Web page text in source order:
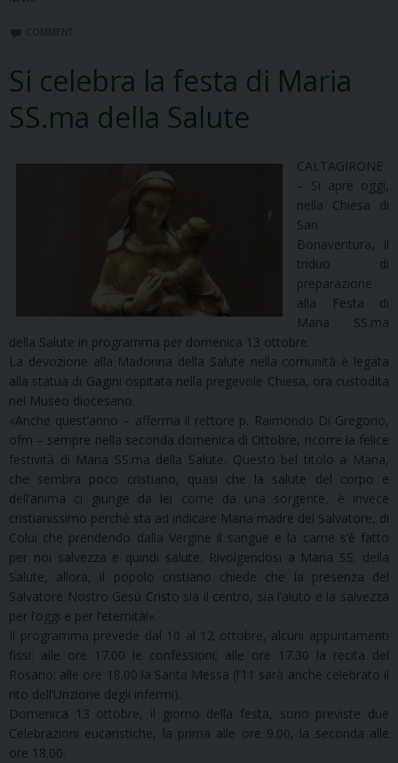
COMMENT
Si celebra la festa di Maria
SS.ma della Salute
CALTAGIRONE
– Si apre oggi,
nella Chiesa di
San
Bonaventura, il
triduo di
preparazione
alla Festa di
Maria SS.ma
della Salute in programma per domenica 13 ottobre.
La devozione alla Madonna della Salute nella comunità è legata
alla statua di Gagini ospitata nella pregevole Chiesa, ora custodita
nel Museo diocesano.
«Anche quest’anno – afferma il rettore p. Raimondo Di Gregorio,
ofm – sempre nella seconda domenica di Ottobre, ricorre la felice
festività di Maria SS.ma della Salute. Questo bel titolo a Maria,
che sembra poco cristiano, quasi che la salute del corpo e
dell’anima ci giunge da lei come da una sorgente, è invece
cristianissimo perché sta ad indicare Maria madre del Salvatore, di
Colui che prendendo dalla Vergine il sangue e la carne s’è fatto
per noi salvezza e quindi salute. Rivolgendosi a Maria SS. della
Salute, allora, il popolo cristiano chiede che la presenza del
Salvatore Nostro Gesù Cristo sia il centro, sia l’aiuto e la salvezza
per l’oggi e per l’eternità!».
Il programma prevede dal 10 al 12 ottobre, alcuni appuntamenti
fissi: alle ore 17.00 le confessioni; alle ore 17.30 la recita del
Rosario; alle ore 18.00 la Santa Messa (l’11 sarà anche celebrato il
rito dell’Unzione degli infermi).
Domenica 13 ottobre, il giorno della festa, sono previste due
Celebrazioni eucaristiche, la prima alle ore 9.00, la seconda alle
ore 18.00.